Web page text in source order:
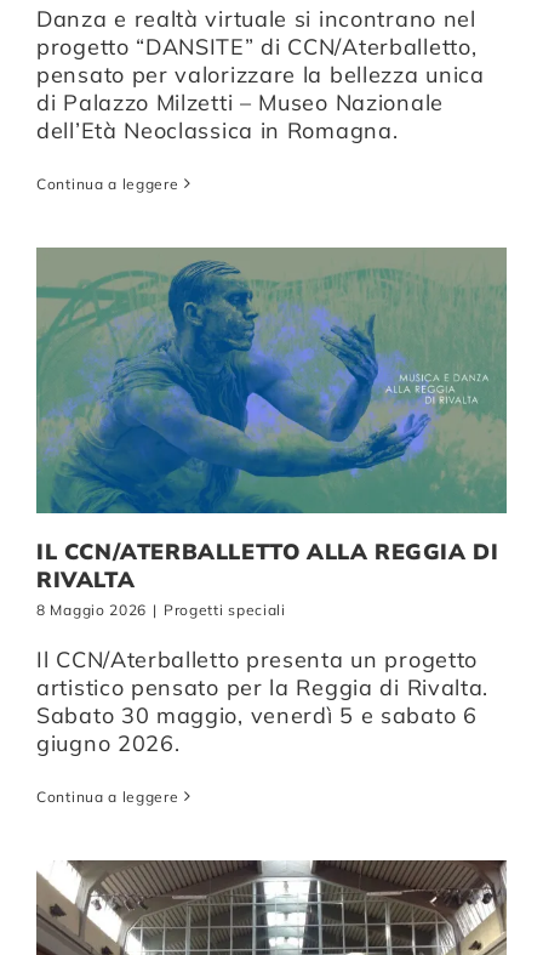
Danza e realtà virtuale si incontrano nel
progetto “DANSITE” di CCN/Aterballetto,
pensato per valorizzare la bellezza unica
di Palazzo Milzetti – Museo Nazionale
dell’Età Neoclassica in Romagna.
Continua a leggere
IL CCN/ATERBALLETTO ALLA REGGIA DI
RIVALTA
8 Maggio 2026 | Progetti speciali
Il CCN/Aterballetto presenta un progetto
artistico pensato per la Reggia di Rivalta.
Sabato 30 maggio, venerdì 5 e sabato 6
giugno 2026.
Continua a leggere